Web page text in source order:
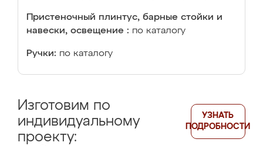
Пристеночный плинтус, барные стойки и
навески, освещение : по каталогу
Ручки: по каталогу
Изготовим по
индивидуальному
проекту:
УЗНАТЬ
ПОДРОБНОСТИ